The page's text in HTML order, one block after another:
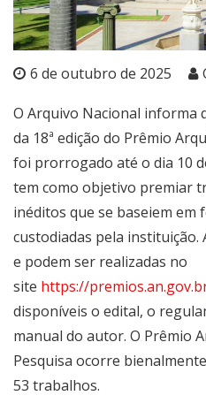
6 de outubro de 2025
O Arquivo Nacional informa
da 18ª edição do Prêmio
foi prorrogado até o dia 10
tem como objetivo premiar
inéditos que se baseiem em
custodiadas pela instituição.
e podem ser realizadas no
site https://
disponíveis o edital, o
manual do autor. O Prêmio
Pesquisa ocorre
53 trabalhos.